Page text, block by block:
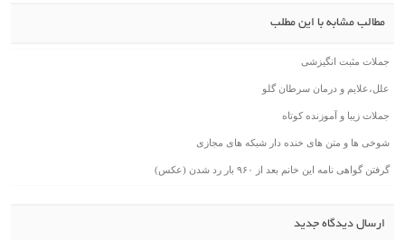
مطالب مشابه با این مطلب
جملات مثبت انگیزشی
علل،علایم و درمان سرطان گلو
جملات زیبا و آموزنده کوتاه
شوخی ها و متن های خنده دار شبکه های مجازی
گرفتن گواهی نامه این خانم بعد از ۹۶۰ بار رد شدن (عکس)
ارسال دیدگاه جدید